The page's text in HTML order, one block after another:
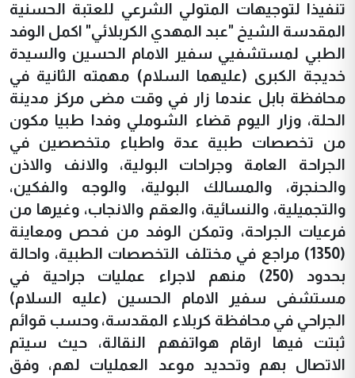
تنفيذا لتوجيهات المتولي الشرعي للعتبة الحسنية
المقدسة الشيخ "عبد المهدي الكربلائي" اكمل الوفد
الطبي لمستشفيي سفير الامام الحسين والسيدة
خديجة الكبرى (عليهما السلام) مهمته الثانية في
محافظة بابل عندما زار في وقت مضى مركز مدينة
الحلة، وزار اليوم قضاء الشوملي وفدا طبيا مكون
من تخصصات طبية عدة واطباء متخصصين في
الجراحة العامة وجراحات البولية، والانف والاذن
والحنجرة، والمسالك البولية، والوجه والفكين،
والتجميلية، والنسائية، والعقم والانجاب، وغيرها من
فرعيات الجراحة، وتمكن الوفد من فحص ومعاينة
(1350) مراجع في مختلف التخصصات الطبية، واحالة
بحدود (250) منهم لاجراء عمليات جراحية في
مستشفى سفير الامام الحسين (عليه السلام)
الجراحي في محافظة كربلاء المقدسة، وحسب قوائم
ثبتت فيها ارقام هواتفهم النقالة، حيث سيتم
الاتصال بهم وتحديد موعد العمليات لهم، وفق